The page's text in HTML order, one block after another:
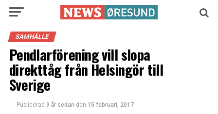
SAMHÄLLE
Pendlarförening vill slopa
direkttåg från Helsingör till
Sverige
Publicerad 9 år sedan den 15 februari, 2017